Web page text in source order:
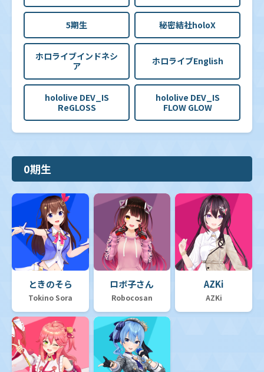
5期生 秘密結社holoX
ホロライブインドネシ
ア
ホロライブEnglish
hololive DEV_IS
ReGLOSS
hololive DEV_IS
FLOW GLOW
0期生
ときのそら
Tokino Sora
ロボ子さん
Robocosan
AZKi
AZKi